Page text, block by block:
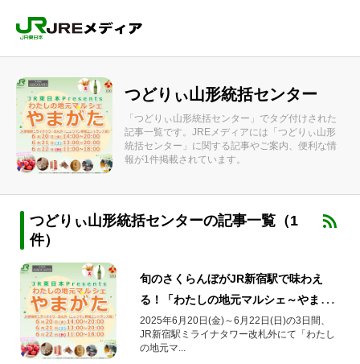
つどりぃ山形統括センター
「つどりぃ山形統括センター」でタグ付けされた
記事一覧です。JREメディアには「つどりぃ山形
統括センター」に関する記事やご案内、便利な情
報が1件掲載されています。
つどりぃ山形統括センターの記事一覧（1
件）
旬のさくらんぼがJR新宿駅で味わえ
る！「わたしの地元マルシェ～やまが
た～」が今年も開催！
2025年6月20日(金)～6月22日(日)の3日間、
JR新宿駅ミライナタワー改札外にて「わたし
の地元マ...